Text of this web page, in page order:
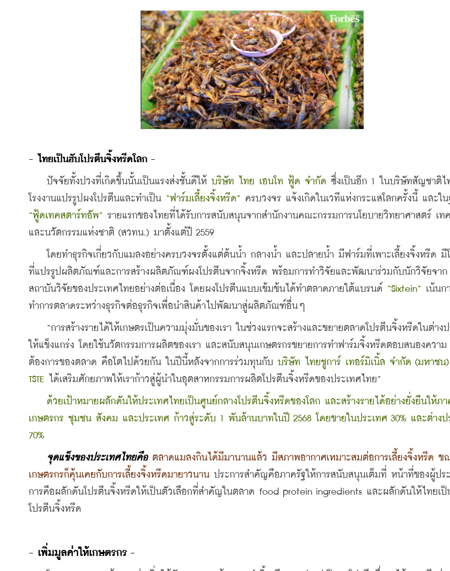
- ไทยเป็นฮับโปรตีนจิ้งหรีดโลก -
ปัจจัยทั้งปวงที่เกิดขึ้นนั้นเป็นแรงส่งชั้นดีให้ บริษัท ไทย เอนโท ฟู้ด จำกัด ซึ่งเป็นอีก 1 ในบริษัทสัญชาติไ
โรงงานแปรรูปผงโปรตีนและทำเป็น “ฟาร์มเลี้ยงจิ้งหรีด” ครบวงจร แจ้งเกิดในเวทีแห่งกระแสโลกครั้งนี้ และใน
“ฟู้ดเทคสตาร์ทอัพ” รายแรกของไทยที่ได้รับการสนับสนุนจากสำนักงานคณะกรรมการนโยบายวิทยาศาสตร์ เท
และนวัตกรรมแห่งชาติ (สวทน.) มาตั้งแต่ปี 2559
โดยทำธุรกิจเกี่ยวกับแมลงอย่างครบวงจรตั้งแต่ต้นน้ำ กลางน้ำ และปลายน้ำ มีฟาร์มที่เพาะเลี้ยงจิ้งหรีด มีโ
ที่แปรรูปผลิตภัณฑ์และการสร้างผลิตภัณฑ์ผงโปรตีนจากจิ้งหรีด พร้อมการทำวิจัยและพัฒนาร่วมกับนักวิจัยจาก
สถาบันวิจัยของประเทศไทยอย่างต่อเนื่อง โดยผงโปรตีนแบบเข้มข้นได้ทำตลาดภายใต้แบรนด์ “Sixtein” เน้นก
ทำการตลาดระหว่างธุรกิจต่อธุรกิจเพื่อนำสินค้าไปพัฒนาสู่ผลิตภัณฑ์อื่นๆ
“การสร้างรายได้ให้เกษตรเป็นความมุ่งมั่นของเรา ในช่วงแรกจะสร้างและขยายตลาดโปรตีนจิ้งหรีดในต่างป
ให้แข็งแกร่ง โดยใช้นวัตกรรมการผลิตของเรา และสนับสนุนเกษตรกรขยายการทำฟาร์มจิ้งหรีดตอบสนองความ
ต้องการของตลาด คือโตไปด้วยกัน ในปีนี้หลังจากการร่วมทุนกับ บริษัท ไทยชูการ์ เทอร์มิเนิ้ล จำกัด (มหาชน)
TSTE ได้เสริมศักยภาพให้เราก้าวสู่ผู้นำในอุตสาหกรรมการผลิตโปรตีนจิ้งหรีดของประเทศไทย”
ด้วยเป้าหมายผลักดันให้ประเทศไทยเป็นศูนย์กลางโปรตีนจิ้งหรีดของโลก และสร้างรายได้อย่างยั่งยืนให้ภา
เกษตรกร ชุมชน สังคม และประเทศ ก้าวสู่ระดับ 1 พันล้านบาทในปี 2568 โดยขายในประเทศ 30% และต่างป
70%
จุดแข็งของประเทศไทยคือ ตลาดแมลงกินได้มีมานานแล้ว มีสภาพอากาศเหมาะสมต่อการเลี้ยงจิ้งหรีด ข
เกษตรกรก็คุ้นเคยกับการเลี้ยงจิ้งหรีดมายาวนาน ประการสำคัญคือภาครัฐให้การสนับสนุนเต็มที่ หน้าที่ของผู้ปร
การคือผลักดันโปรตีนจิ้งหรีดให้เป็นตัวเลือกที่สำคัญในตลาด food protein ingredients และผลักดันให้ไทยเป็
โปรตีนจิ้งหรีด
- เพิ่มมูลค่าให้เกษตรกร -